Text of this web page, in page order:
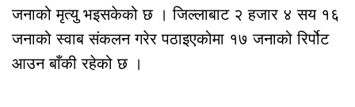
जनाको मृत्यु भइसकेको छ । जिल्लाबाट २ हजार ४ सय १६
जनाको स्वाब संकलन गरेर पठाइएकोमा १७ जनाको रिर्पोट
आउन बाँकी रहेको छ ।